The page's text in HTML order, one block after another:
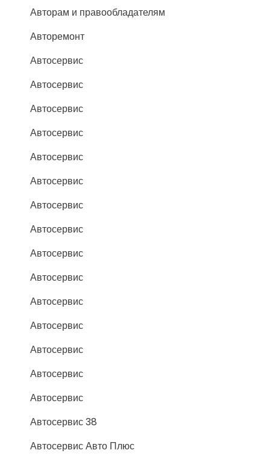
Авторам и правообладателям
Авторемонт
Автосервис
Автосервис
Автосервис
Автосервис
Автосервис
Автосервис
Автосервис
Автосервис
Автосервис
Автосервис
Автосервис
Автосервис
Автосервис
Автосервис
Автосервис
Автосервис 38
Автосервис Авто Плюс